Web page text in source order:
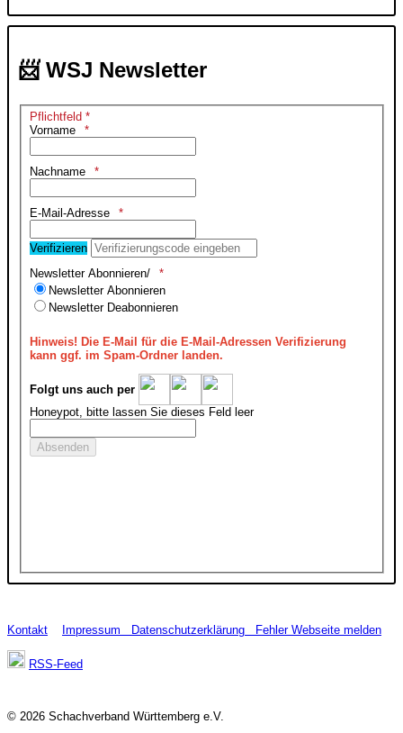
📨 WSJ Newsletter
Pflichtfeld *
Vorname
Nachname
E-Mail-Adresse
Verifizieren
Newsletter Abonnieren/
Newsletter Abonnieren
Newsletter Deabonnieren
Hinweis! Die E-Mail für die E-Mail-Adressen Verifizierung
kann ggf. im Spam-Ordner landen.
Folgt uns auch per
Honeypot, bitte lassen Sie dieses Feld leer
Kontakt Impressum Datenschutzerklärung Fehler Webseite melden
RSS-Feed
© 2026 Schachverband Württemberg e.V.